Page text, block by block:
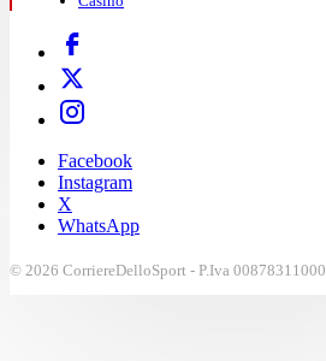
Facebook
Instagram
X
WhatsApp
© 2026 CorriereDelloSport - P.Iva 00878311000